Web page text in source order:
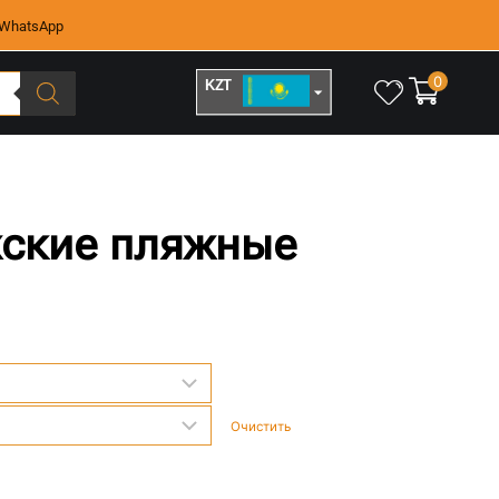
KZT 0
пляжные
Очистить